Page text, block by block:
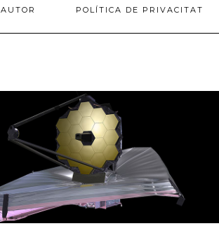
AUTOR POLÍTICA DE PRIVACITAT